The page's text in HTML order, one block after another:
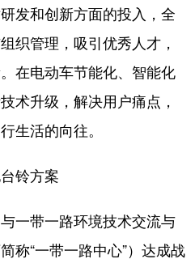
发和创新方面的投入，全
织管理，吸引优秀人才，
在电动车节能化、智能化
术升级，解决用户痛点，
生活的向往。
铃方案
带一路环境技术交流与
称“一带一路中心”）达成战